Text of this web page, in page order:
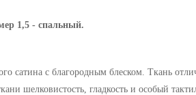
1,5 - спальный.
сатина с благородным блеском . Ткань
шелковистость, гладкость и особый